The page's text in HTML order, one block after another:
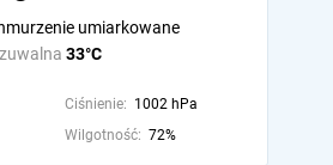
33°C
umiarkowane
Ciśnienie: 1002 hPa
Wilgotność: 72%